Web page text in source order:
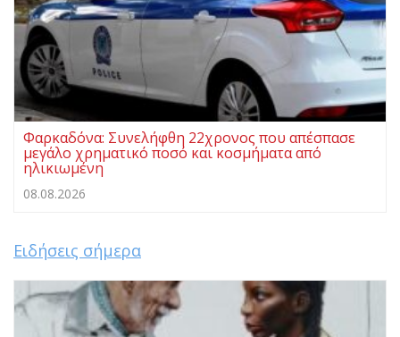
Φαρκαδόνα: Συνελήφθη 22χρονος που απέσπασε
μεγάλο χρηματικό ποσό και κοσμήματα από
ηλικιωμένη
08.08.2026
Ειδήσεις σήμερα